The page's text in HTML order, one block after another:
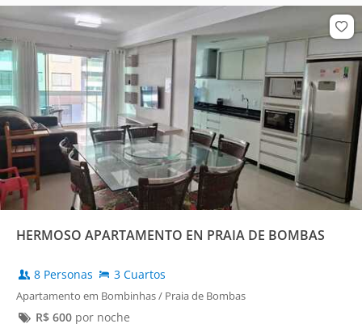
HERMOSO APARTAMENTO EN PRAIA DE BOMBAS
8 Personas 3 Cuartos
Apartamento em Bombinhas / Praia de Bombas
R$ 600por noche